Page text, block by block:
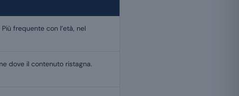
frequente con l’età, nel
dove il contenuto ristagna.